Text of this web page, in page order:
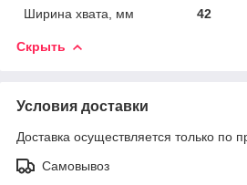
Ширина хвата, мм
42
Скрыть
Условия доставки
Доставка осуществляется только по
Самовывоз